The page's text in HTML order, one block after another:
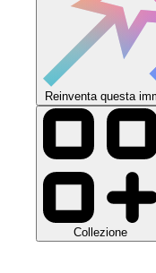
Reinventa questa
Collezione